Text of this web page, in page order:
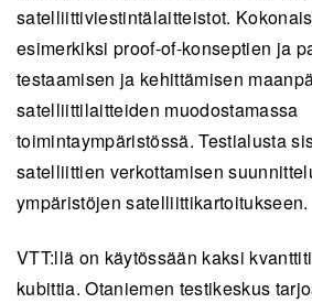
satelliittiviestintälaitteistot.
esimerkiksi proof-of-konseptien ja
testaamisen ja kehittämisen
satelliittilaitteiden muodostamassa
toimintaympäristössä. Testialusta
satelliittien verkottamisen
ympäristöjen satelliittikartoitukseen.
VTT:llä on käytössään kaksi
kubittia. Otaniemen testikeskus